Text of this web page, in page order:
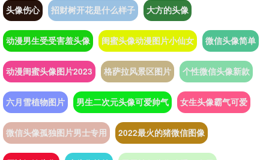
头像伤心 招财树开花是什么样子 大方的头像
动漫男生受受害羞头像 闺蜜头像动漫图片小仙女 微信头像简单
动漫闺蜜头像图片2023 格萨拉风景区图片 个性微信头像新款
六月雪植物图片 男生二次元头像可爱帅气 女生头像霸气可爱
微信头像孤独图片男士专用 2022最火的猪微信图像